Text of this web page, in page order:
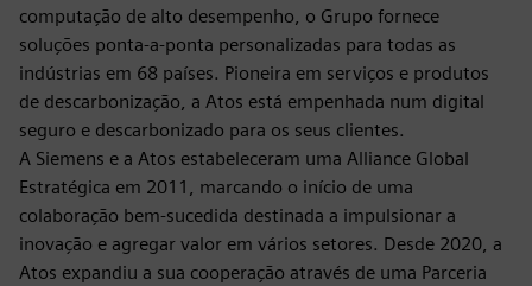
computação de alto desempenho, o Grupo fornece
soluções ponta-a-ponta personalizadas para todas as
indústrias em 68 países. Pioneira em serviços e produtos
de descarbonização, a Atos está empenhada num digital
seguro e descarbonizado para os seus clientes.
A Siemens e a Atos estabeleceram uma Alliance Global
Estratégica em 2011, marcando o início de uma
colaboração bem-sucedida destinada a impulsionar a
inovação e agregar valor em vários setores. Desde 2020, a
Atos expandiu a sua cooperação através de uma Parceria